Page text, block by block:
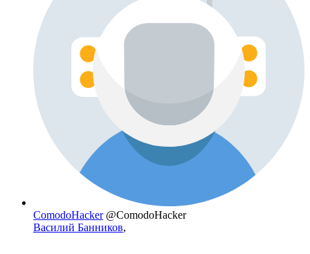
ComodoHacker @ComodoHacker
Василий Банников,